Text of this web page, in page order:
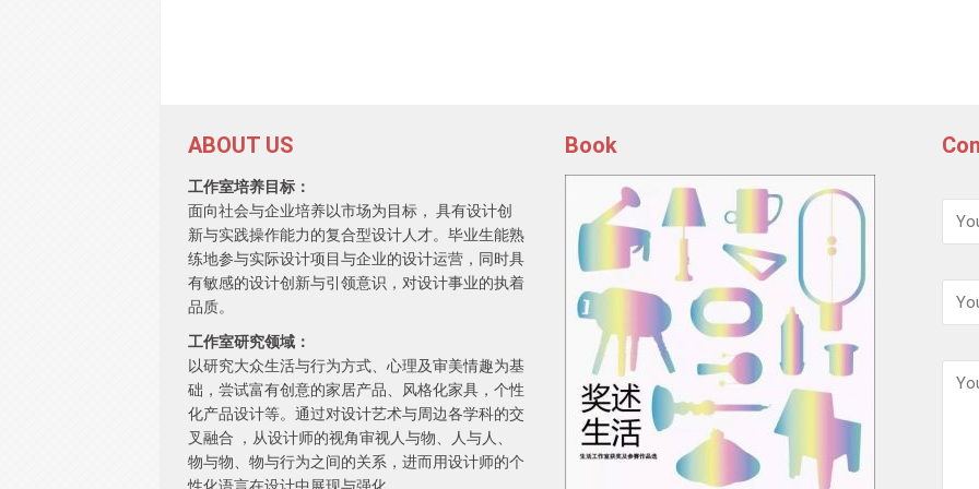
ABOUT US
工作室培养目标：
面向社会与企业培养以市场为目标， 具有设计创
新与实践操作能力的复合型设计人才。毕业生能熟
练地参与实际设计项目与企业的设计运营，同时具
有敏感的设计创新与引领意识，对设计事业的执着
品质。
工作室研究领域：
以研究大众生活与行为方式、心理及审美情趣为基
础，尝试富有创意的家居产品、风格化家具，个性
化产品设计等。通过对设计艺术与周边各学科的交
叉融合 ，从设计师的视角审视人与物、人与人、
物与物、物与行为之间的关系，进而用设计师的个
Book